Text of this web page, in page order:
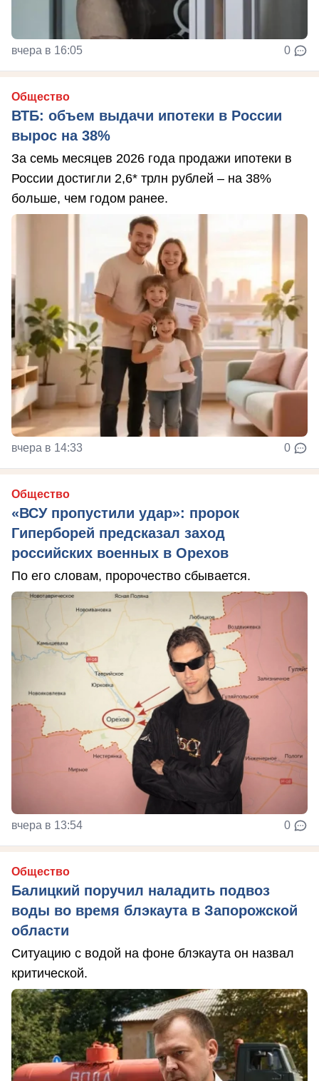
вчера в 16:05 0
Общество
ВТБ: объем выдачи ипотеки в России
вырос на 38%
За семь месяцев 2026 года продажи ипотеки в
России достигли 2,6* трлн рублей – на 38%
больше, чем годом ранее.
вчера в 14:33 0
Общество
«ВСУ пропустили удар»: пророк
Гиперборей предсказал заход
российских военных в Орехов
По его словам, пророчество сбывается.
вчера в 13:54 0
Общество
Балицкий поручил наладить подвоз
воды во время блэкаута в Запорожской
области
Ситуацию с водой на фоне блэкаута он назвал
критической.